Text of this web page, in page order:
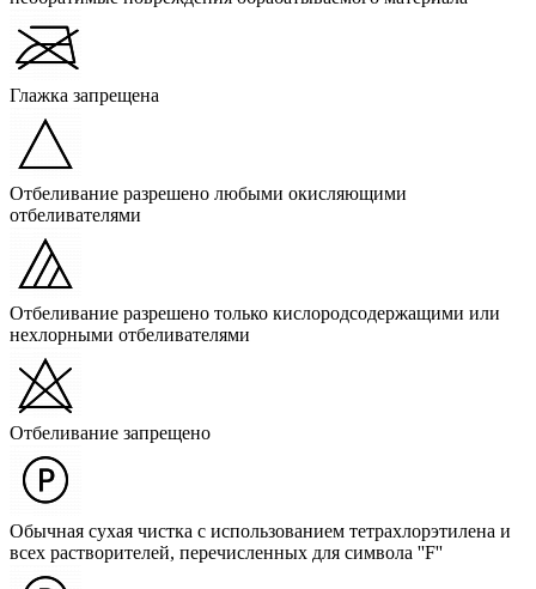
Глажка запрещена
Отбеливание разрешено любыми окисляющими
отбеливателями
Отбеливание разрешено только кислородсодержащими или
нехлорными отбеливателями
Отбеливание запрещено
Обычная сухая чистка с использованием тетрахлорэтилена и
всех растворителей, перечисленных для символа ''F''